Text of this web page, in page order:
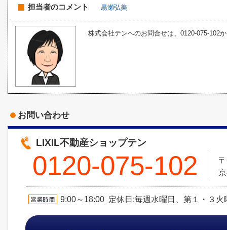
担当者のコメント 黒瀬弘美
株式会社テンへのお問合せは、0120-075-102
お問い合わせ
LIXIL不動産ショップテン
0120-075-102
9:00～18:00 定休日:毎週水曜日、第１・３火